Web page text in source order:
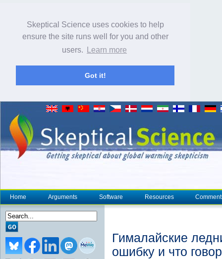
Skeptical Science uses cookies to help
ensure the site runs well for you and other
users.
Learn more
Got it!
Home Arguments Software Resources
Гималайские
ошибку и что